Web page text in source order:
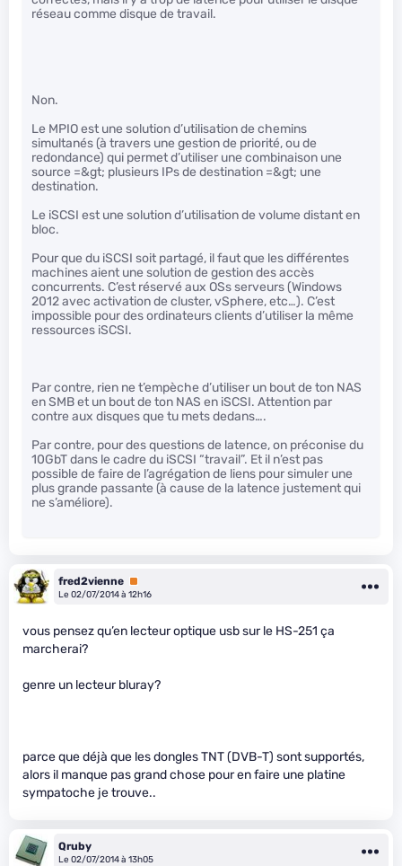
réseau comme disque de travail.
Non.
Le MPIO est une solution d’utilisation de chemins
simultanés (à travers une gestion de priorité, ou de
redondance) qui permet d’utiliser une combinaison une
source =&gt; plusieurs IPs de destination =&gt; une
destination.
Le iSCSI est une solution d’utilisation de volume distant en
bloc.
Pour que du iSCSI soit partagé, il faut que les différentes
machines aient une solution de gestion des accès
concurrents. C’est réservé aux OSs serveurs (Windows
2012 avec activation de cluster, vSphere, etc…). C’est
impossible pour des ordinateurs clients d’utiliser la même
ressources iSCSI.
Par contre, rien ne t’empèche d’utiliser un bout de ton NAS
en SMB et un bout de ton NAS en iSCSI. Attention par
contre aux disques que tu mets dedans….
Par contre, pour des questions de latence, on préconise du
10GbT dans le cadre du iSCSI “travail”. Et il n’est pas
possible de faire de l’agrégation de liens pour simuler une
plus grande passante (à cause de la latence justement qui
ne s’améliore).
fred2vienne Premium
Le 02/07/2014 à 12h16
vous pensez qu’en lecteur optique usb sur le HS-251 ça
marcherai?
genre un lecteur bluray?
parce que déjà que les dongles TNT (DVB-T) sont supportés,
alors il manque pas grand chose pour en faire une platine
sympatoche je trouve..
Qruby
Le 02/07/2014 à 13h05